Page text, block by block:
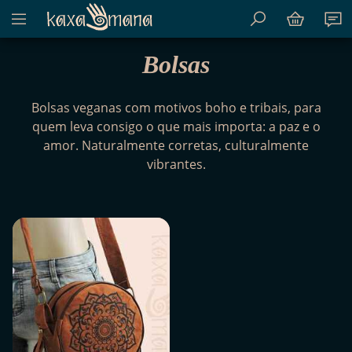
Mostrar menu de conteúdo do site
Bolsas
Bolsas veganas com motivos boho e tribais, para
quem leva consigo o que mais importa: a paz e o
amor. Naturalmente corretas, culturalmente
vibrantes.